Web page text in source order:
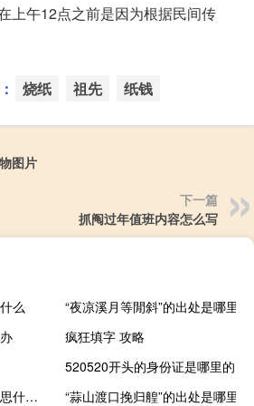
上午12点之前是因为根据民间传
烧纸 祖先 纸钱
图片
下一篇
抓阄过年值班内容怎么写
么
“夜凉溪月等閒斜”的出处是哪里
疯狂填字 攻略
520520开头的身份证是哪里的
他急了他急了是什么意思什么梗
“蒜山渡口挽归艎”的出处是哪里